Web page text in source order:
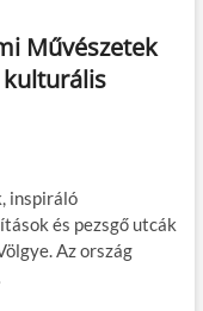
Művészetek
kulturális
inspiráló
és pezsgő utcák
Az ország